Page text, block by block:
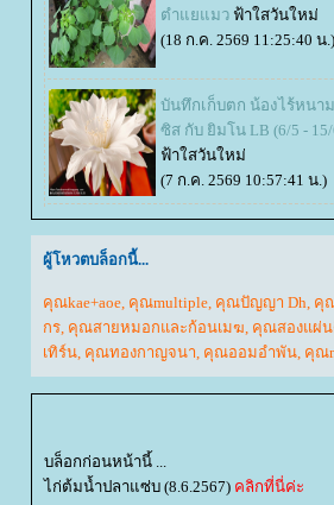
ตำแยแมว ฟ้าใสวันใหม่
(18 ก.ค. 2569 11:25:40 น.)
บันทึกเก็บตก น้องไร้หนา
ซิส กับ ยิมโน LB (6/5 -
ฟ้าใสวันใหม่
(7 ก.ค. 2569 10:57:41 น.)
ผู้โหวตบล็อกนี้...
คุณkae+aoe, คุณmultiple, คุณปัญญา Dh, คุ
กร, คุณสายหมอกและก้อนเมฆ, คุณสองแผ่
เทิร์น, คุณทองกาญจนา, คุณออมอำพัน, คุณ
บล็อกก่อนหน้านี้ ...
ไก่ต้มน้ำปลาแซ่บ (8.6.2567) คลิกที่นี่ค่ะ